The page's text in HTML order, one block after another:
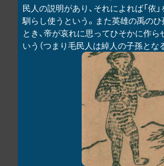
民人の説明があり、それによれば「依
馴らし使うという。また英雄の禹の
とき、帝が哀れに思ってひそかに作
いう（つまり毛民人は綽人の子孫となる